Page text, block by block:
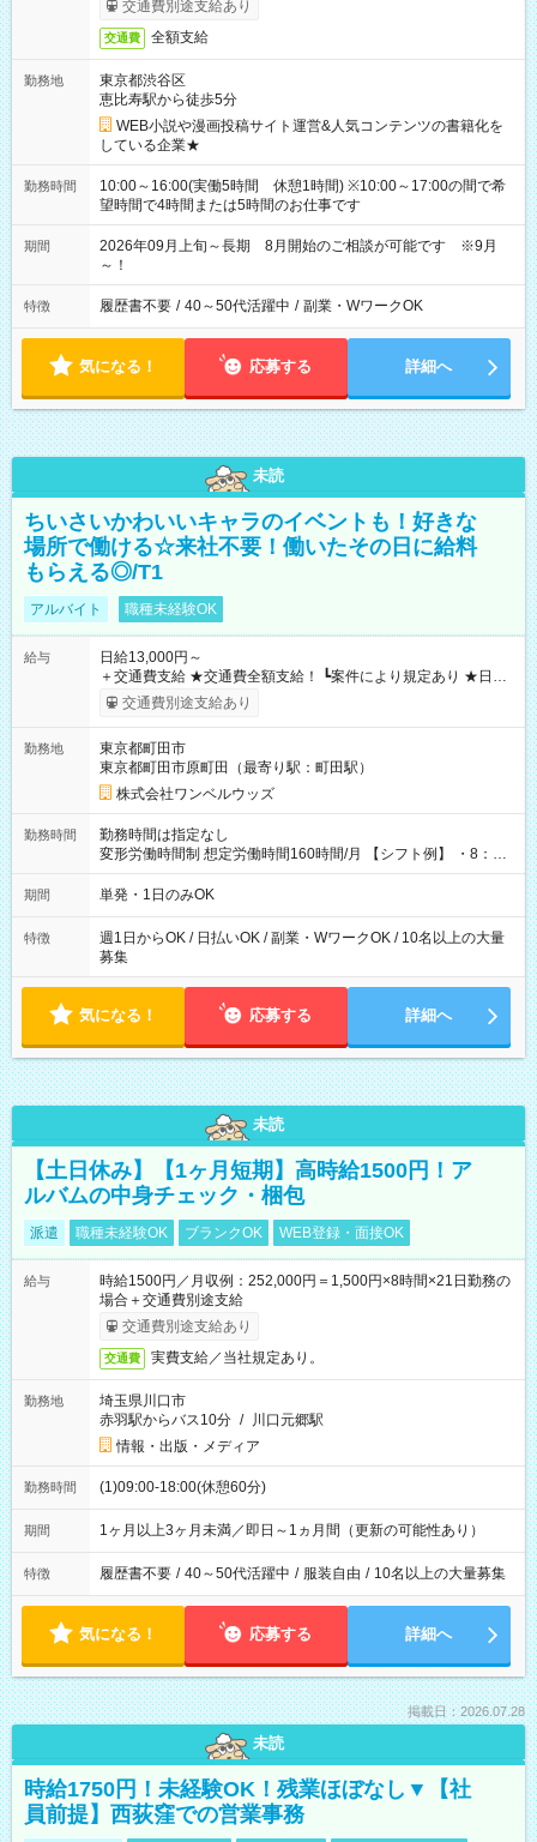
交通費別途支給あり
交通費 全額支給
勤務地
東京都渋谷区
恵比寿駅から徒歩5分
WEB小説や漫画投稿サイト運営&人気コンテンツの書籍化を
している企業★
勤務時間
10:00～16:00(実働5時間 休憩1時間) ※10:00～17:00の間で希
望時間で4時間または5時間のお仕事です
期間
2026年09月上旬～長期 8月開始のご相談が可能です ※9月
～！
特徴 履歴書不要 / 40～50代活躍中 / 副業・WワークOK
気になる！ 応募する 詳細へ
未読
ちいさいかわいいキャラのイベントも！好きな
場所で働ける☆来社不要！働いたその日に給料
もらえる◎/T1
アルバイト 職種未経験OK
給与
日給13,000円～
＋交通費支給 ★交通費全額支給！ ┗案件により規定あり ★日払
いOK！（規定あり） ┗働いたその日に現金GET♪ お仕事後はコ
ンビニATMから 日払い分を引き落とせます！ 【試用期間】試
交通費別途支給あり
勤務地
東京都町田市
東京都町田市原町田（最寄り駅：町田駅）
株式会社ワンベルウッズ
勤務時間
勤務時間は指定なし
変形労働時間制 想定労働時間160時間/月 【シフト例】 ・8：00
～21：00
期間 単発・1日のみOK
特徴
週1日からOK / 日払いOK / 副業・WワークOK / 10名以上の大量
募集
気になる！ 応募する 詳細へ
未読
【土日休み】【1ヶ月短期】高時給1500円！ア
ルバムの中身チェック・梱包
派遣 職種未経験OK ブランクOK WEB登録・面接OK
給与
時給1500円／月収例：252,000円＝1,500円×8時間×21日勤務の
場合＋交通費別途支給
交通費別途支給あり
交通費 実費支給／当社規定あり。
勤務地
埼玉県川口市
赤羽駅からバス10分 / 川口元郷駅
情報・出版・メディア
勤務時間 (1)09:00-18:00(休憩60分)
期間 1ヶ月以上3ヶ月未満／即日～1ヵ月間（更新の可能性あり）
特徴 履歴書不要 / 40～50代活躍中 / 服装自由 / 10名以上の大量募集
気になる！ 応募する 詳細へ
掲載日：2026.07.28
未読
時給1750円！未経験OK！残業ほぼなし▼【社
員前提】西荻窪での営業事務